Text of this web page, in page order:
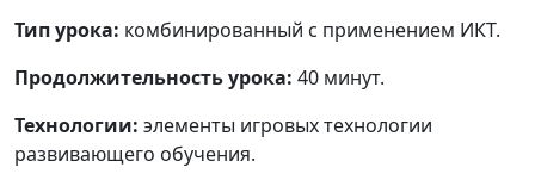
Тип урока: комбинированный с применением ИКТ.
Продолжительность урока: 40 минут.
Технологии: элементы игровых технологии
развивающего обучения.